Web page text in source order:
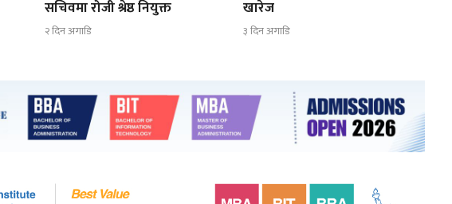
सचिवमा रोजी श्रेष्ठ नियुक्त
२ दिन अगाडि
खारेज
३ दिन अगाडि